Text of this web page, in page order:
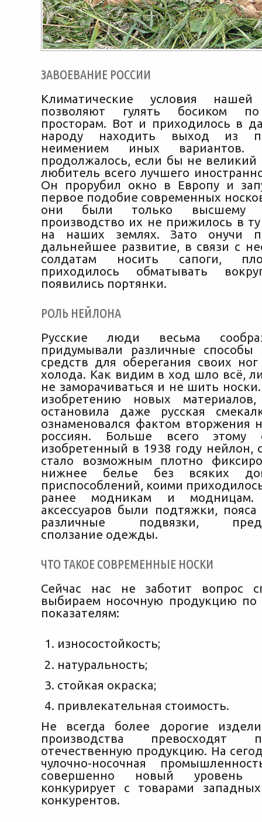
ЗАВОЕВАНИЕ РОССИИ
Климатические условия
позволяют гулять босиком
просторам. Вот и приходилось в
народу находить выход из
неимением иных
продолжалось, если бы не
любитель всего лучшего
Он прорубил окно в Европу и
первое подобие современных
они были только высшему
производство их не прижилось в
на наших землях. Зато онучи
дальнейшее развитие, в связи с
солдатам носить сапоги,
приходилось обматывать
появились портянки.
РОЛЬ НЕЙЛОНА
Русские люди весьма
придумывали различные способы
средств для оберегания своих
холода. Как видим в ход шло всё,
не заморачиваться и не шить
изобретению новых
остановила даже русская
ознаменовался фактом вторжения
россиян. Больше всего этому
изобретенный в 1938 году нейлон,
стало возможным плотно
нижнее белье без всяких
приспособлений, коими
ранее модникам и
аксессуаров были подтяжки,
различные подвязки,
сползание одежды.
ЧТО ТАКОЕ СОВРЕМЕННЫЕ НОСКИ
Сейчас нас не заботит вопрос
выбираем носочную продукцию по
показателям:
износостойкость;
натуральность;
стойкая окраска;
привлекательная стоимость.
Не всегда более дорогие
производства превосходят
отечественную продукцию. На
чулочно-носочная
совершенно новый уровень
конкурирует с товарами
конкурентов.